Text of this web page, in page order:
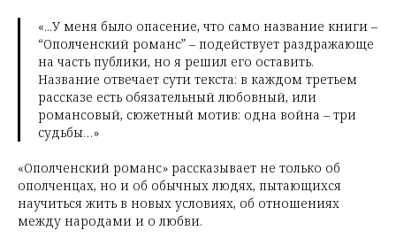
«...У меня было опасение, что само название книги –
“Ополченский романс” – подействует раздражающе
на часть публики, но я решил его оставить.
Название отвечает сути текста: в каждом третьем
рассказе есть обязательный любовный, или
романсовый, сюжетный мотив: одна война – три
судьбы…»
«Ополченский романс» рассказывает не только об
ополченцах, но и об обычных людях, пытающихся
научиться жить в новых условиях, об отношениях
между народами и о любви.